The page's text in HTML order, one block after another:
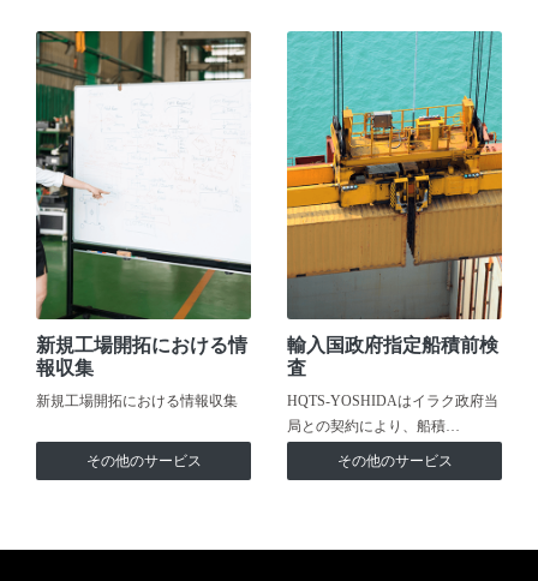
新規工場開拓における情
報収集
新規工場開拓における情報収集
その他のサービス
輸入国政府指定船積前検
査
HQTS-YOSHIDAはイラク政府当
局との契約により、船積…
その他のサービス